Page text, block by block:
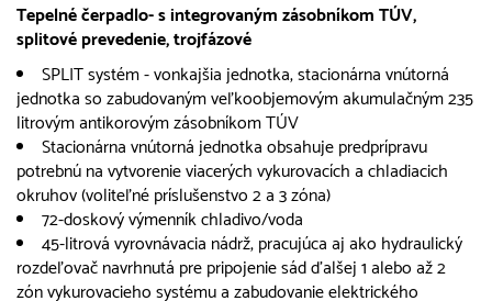
Tepelné čerpadlo- s integrovaným zásobníkom TÚV,
splitové prevedenie, trojfázové
SPLIT systém - vonkajšia jednotka, stacionárna vnútorná
jednotka so zabudovaným veľkoobjemovým akumulačným 235
litrovým antikorovým zásobníkom TÚV
Stacionárna vnútorná jednotka obsahuje predprípravu
potrebnú na vytvorenie viacerých vykurovacích a chladiacich
okruhov (voliteľné príslušenstvo 2 a 3 zóna)
72-doskový výmenník chladivo/voda
45-litrová vyrovnávacia nádrž, pracujúca aj ako hydraulický
rozdeľovač navrhnutá pre pripojenie sád ďalšej 1 alebo až 2
zón vykurovacieho systému a zabudovanie elektrického